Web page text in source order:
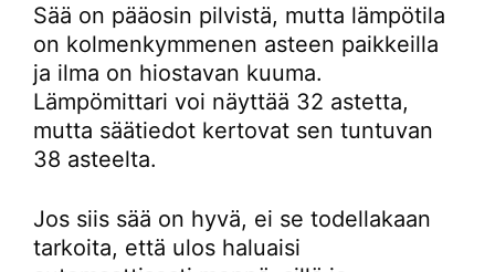
Sää on pääosin pilvistä, mutta lämpötila
on kolmenkymmenen asteen paikkeilla
ja ilma on hiostavan kuuma.
Lämpömittari voi näyttää 32 astetta,
mutta säätiedot kertovat sen tuntuvan
38 asteelta.
Jos siis sää on hyvä, ei se todellakaan
tarkoita, että ulos haluaisi